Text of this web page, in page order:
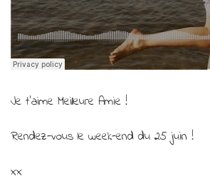
Je t’aime Meilleure Amie !
Rendez-vous le week-end du 25 juin !
xx